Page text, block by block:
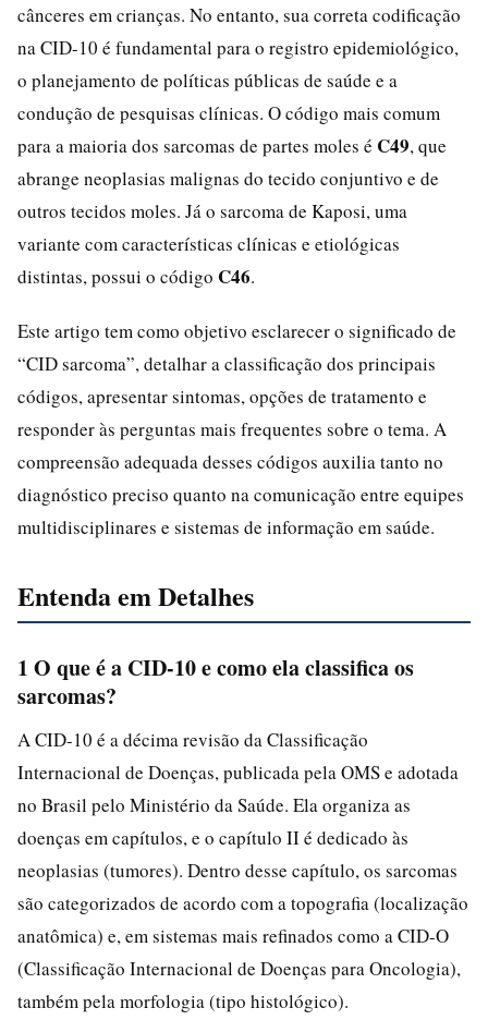
cânceres em crianças. No entanto, sua correta codificação
na CID-10 é fundamental para o registro epidemiológico,
o planejamento de políticas públicas de saúde e a
condução de pesquisas clínicas. O código mais comum
para a maioria dos sarcomas de partes moles é C49, que
abrange neoplasias malignas do tecido conjuntivo e de
outros tecidos moles. Já o sarcoma de Kaposi, uma
variante com características clínicas e etiológicas
distintas, possui o código C46.
Este artigo tem como objetivo esclarecer o significado de
“CID sarcoma”, detalhar a classificação dos principais
códigos, apresentar sintomas, opções de tratamento e
responder às perguntas mais frequentes sobre o tema. A
compreensão adequada desses códigos auxilia tanto no
diagnóstico preciso quanto na comunicação entre equipes
multidisciplinares e sistemas de informação em saúde.
Entenda em Detalhes
1 O que é a CID-10 e como ela classifica os
sarcomas?
A CID-10 é a décima revisão da Classificação
Internacional de Doenças, publicada pela OMS e adotada
no Brasil pelo Ministério da Saúde. Ela organiza as
doenças em capítulos, e o capítulo II é dedicado às
neoplasias (tumores). Dentro desse capítulo, os sarcomas
são categorizados de acordo com a topografia (localização
anatômica) e, em sistemas mais refinados como a CID-O
(Classificação Internacional de Doenças para Oncologia),
também pela morfologia (tipo histológico).